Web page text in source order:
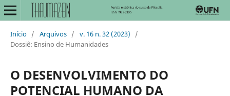
Início / Arquivos / v. 16 n. 32 (2023)
/
Dossiê: Ensino de Humanidades
O DESENVOLVIMENTO DO
POTENCIAL HUMANO DA